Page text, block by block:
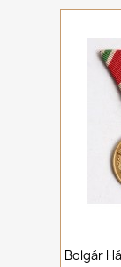
Bolgár